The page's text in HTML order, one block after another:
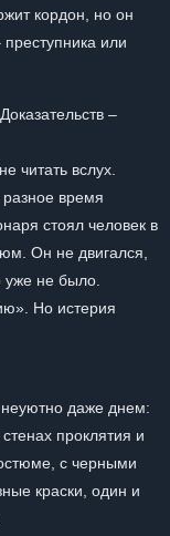
кордон, но он
или
–
читать вслух.
разное время
стоял человек в
Он не двигался,
уже не было.
Но истерия
неуютно даже днем:
проклятия и
с черными
краски, один и